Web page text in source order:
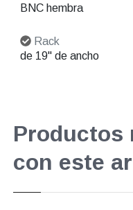
BNC hembra
Rack
de 19" de ancho
Productos
con este